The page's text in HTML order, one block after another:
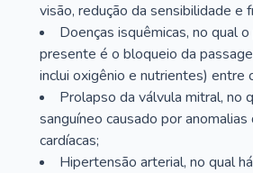
visão, redução da sensibilidade e
Doenças isquêmicas, no qual
presente é o bloqueio da
inclui oxigênio e nutrientes) entre
Prolapso da válvula mitral, no
sanguíneo causado por anomalias
cardíacas;
Hipertensão arterial, no qual